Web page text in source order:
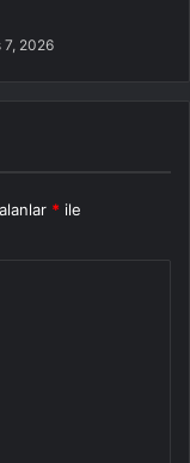
7, 2026
* ile